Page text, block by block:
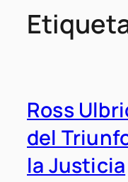
Ross
del
la Justicia